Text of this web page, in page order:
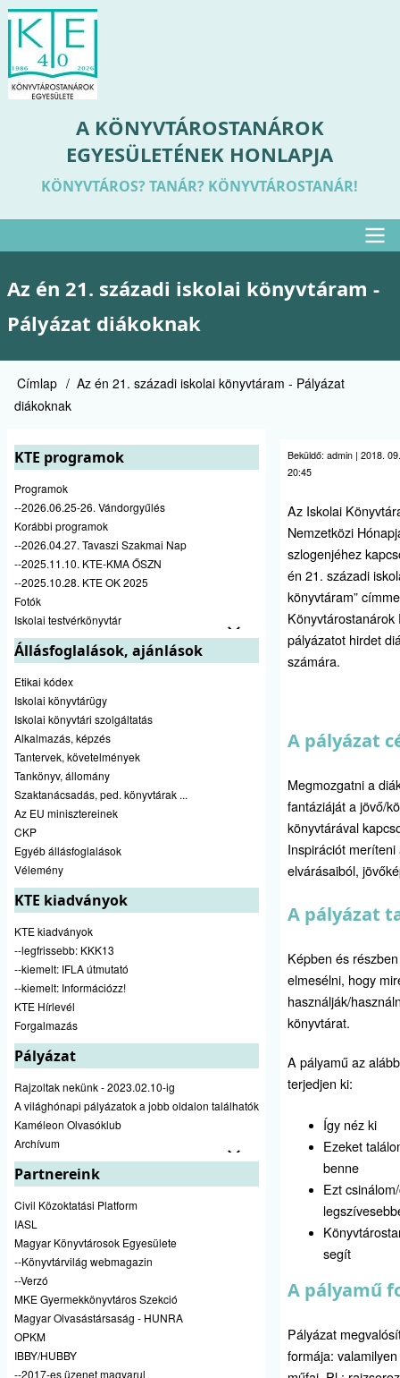
Ugrás
tartalomra
A KÖNYVTÁROSTANÁROK
EGYESÜLETÉNEK HONLAPJA
KÖNYVTÁROS? TANÁR? KÖNYVTÁROSTANÁR!
menü
Az én 21. századi iskolai könyvtáram -
Pályázat diákoknak
Morzsa
Címlap
Az én 21. századi iskolai könyvtáram - Pályázat
diákoknak
KTE programok
Programok
--2026.06.25-26. Vándorgyűlés
Korábbi programok
--2026.04.27. Tavaszi Szakmai Nap
--2025.11.10. KTE-KMA ŐSZN
--2025.10.28. KTE OK 2025
Fotók
Iskolai testvérkönyvtár
Állásfoglalások, ajánlások
Etikai kódex
Iskolai könyvtárügy
Iskolai könyvtári szolgáltatás
Alkalmazás, képzés
Tantervek, követelmények
Tankönyv, állomány
Szaktanácsadás, ped. könyvtárak ...
Az EU minisztereinek
CKP
Egyéb állásfoglalások
Vélemény
KTE kiadványok
KTE kiadványok
--legfrissebb: KKK13
--kiemelt: IFLA útmutató
--kiemelt: Információzz!
KTE Hírlevél
Forgalmazás
Pályázat
Rajzoltak nekünk - 2023.02.10-ig
A világhónapi pályázatok a jobb oldalon találhatók
Kaméleon Olvasóklub
Archívum
Partnereink
Civil Közoktatási Platform
IASL
Magyar Könyvtárosok Egyesülete
--Könyvtárvilág webmagazin
--Verzó
MKE Gyermekkönyvtáros Szekció
Magyar Olvasástársaság - HUNRA
OPKM
IBBY/HUBBY
--2017-es üzenet magyarul
Beküldő: admin | 2018.
20:45
Az Iskolai
Nemzetközi
szlogenjéhez
én 21. századi
könyvtáram”
Könyvtárostanárok
pályázatot hirdet
számára.
A pályázat
Megmozgatni a
fantáziáját a jövő/
könyvtárával
Inspirációt meríteni
elvárásaiból,
A pályázat
Képben és
elmesélni, hogy
használják/
könyvtárat.
A pályamű az
terjedjen ki:
Így néz ki
Ezeket
benne
Ezt
segít
A pályamű
Pályázat
formája: